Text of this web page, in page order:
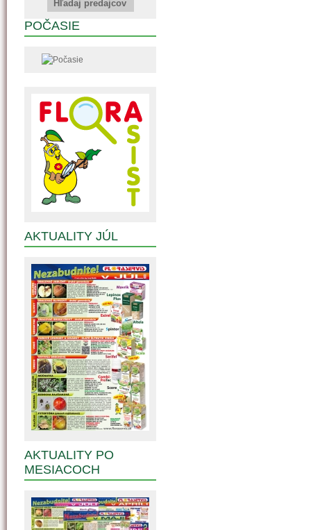
POČASIE
AKTUALITY JÚL
AKTUALITY PO
MESIACOCH